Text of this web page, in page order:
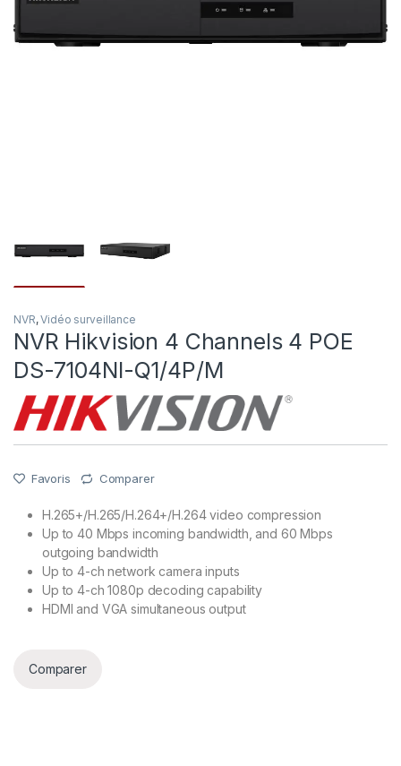
NVR,Vidéo surveillance
NVR Hikvision 4 Channels 4 POE
DS-7104NI-Q1/4P/M
Favoris Comparer
H.265+/H.265/H.264+/H.264 video compression
Up to 40 Mbps incoming bandwidth, and 60 Mbps
outgoing bandwidth
Up to 4-ch network camera inputs
Up to 4-ch 1080p decoding capability
HDMI and VGA simultaneous output
Comparer